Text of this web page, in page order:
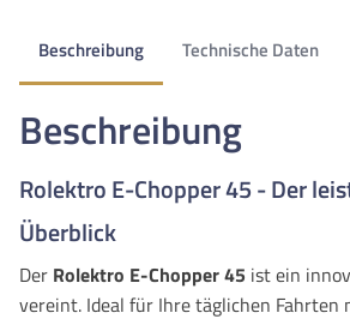
Beschreibung Technische Daten
Beschreibung
Rolektro E-Chopper 45 - Der
Überblick
Der Rolektro E-Chopper 45 ist ein
vereint. Ideal für Ihre täglichen